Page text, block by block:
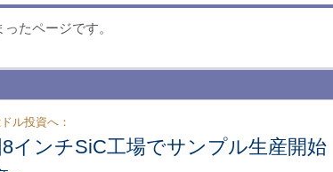
たページです。
ル投資へ：
8インチSiC工場でサンプル生産開